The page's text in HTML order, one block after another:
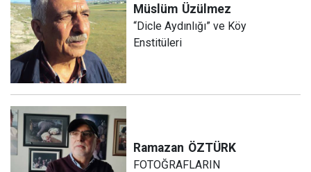
Müslüm Üzülmez
“Dicle Aydınlığı” ve Köy
Enstitüleri
Ramazan ÖZTÜRK
FOTOĞRAFLARIN